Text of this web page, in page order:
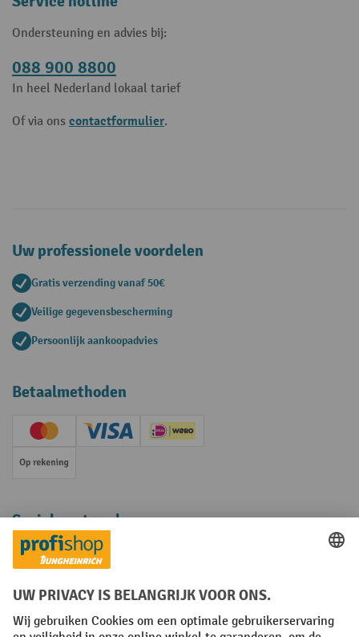
Ondersteuning en advies bij:
088 900 8800
In heel Nederland lokaal tarief
Of via ons contactformulier.
Uw professionele voordelen
Gratis verzending vanaf 50€
Veilige gegevensbescherming
Persoonlijk aankoopadvies
Betaalmethoden
Creditcard (Master)Creditcard (Visa)iDEAL | Wero
Op rekening
Sociale netwerken
Facebook
YouTube
LinkedInInstagram
Algemene leveringsvoorwaarden Copyright